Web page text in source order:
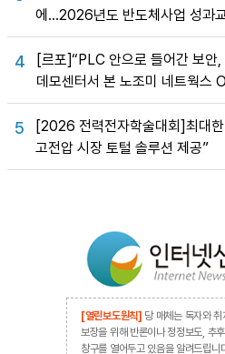
에…2026년도 반도체사업 성과
4
[르포]“PLC 안으로 들어간 보안
데모센터서 본 노조미 네트웍스
5
[2026 전력전자학술대회]최대
고전압 시장 토털 솔루션 제공”
[열린보도원칙] 당 매체는 독자와
보장을 위해 반론이나 정정보도, 추
창구를 열어두고 있음을 알려드립니